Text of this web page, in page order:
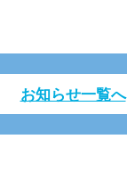
お知らせ一覧へ